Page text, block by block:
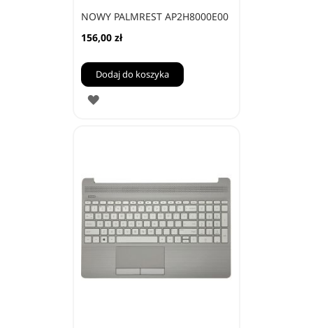
NOWY PALMREST AP2H8000E00
156,00 zł
Dodaj do koszyka
DODAJ